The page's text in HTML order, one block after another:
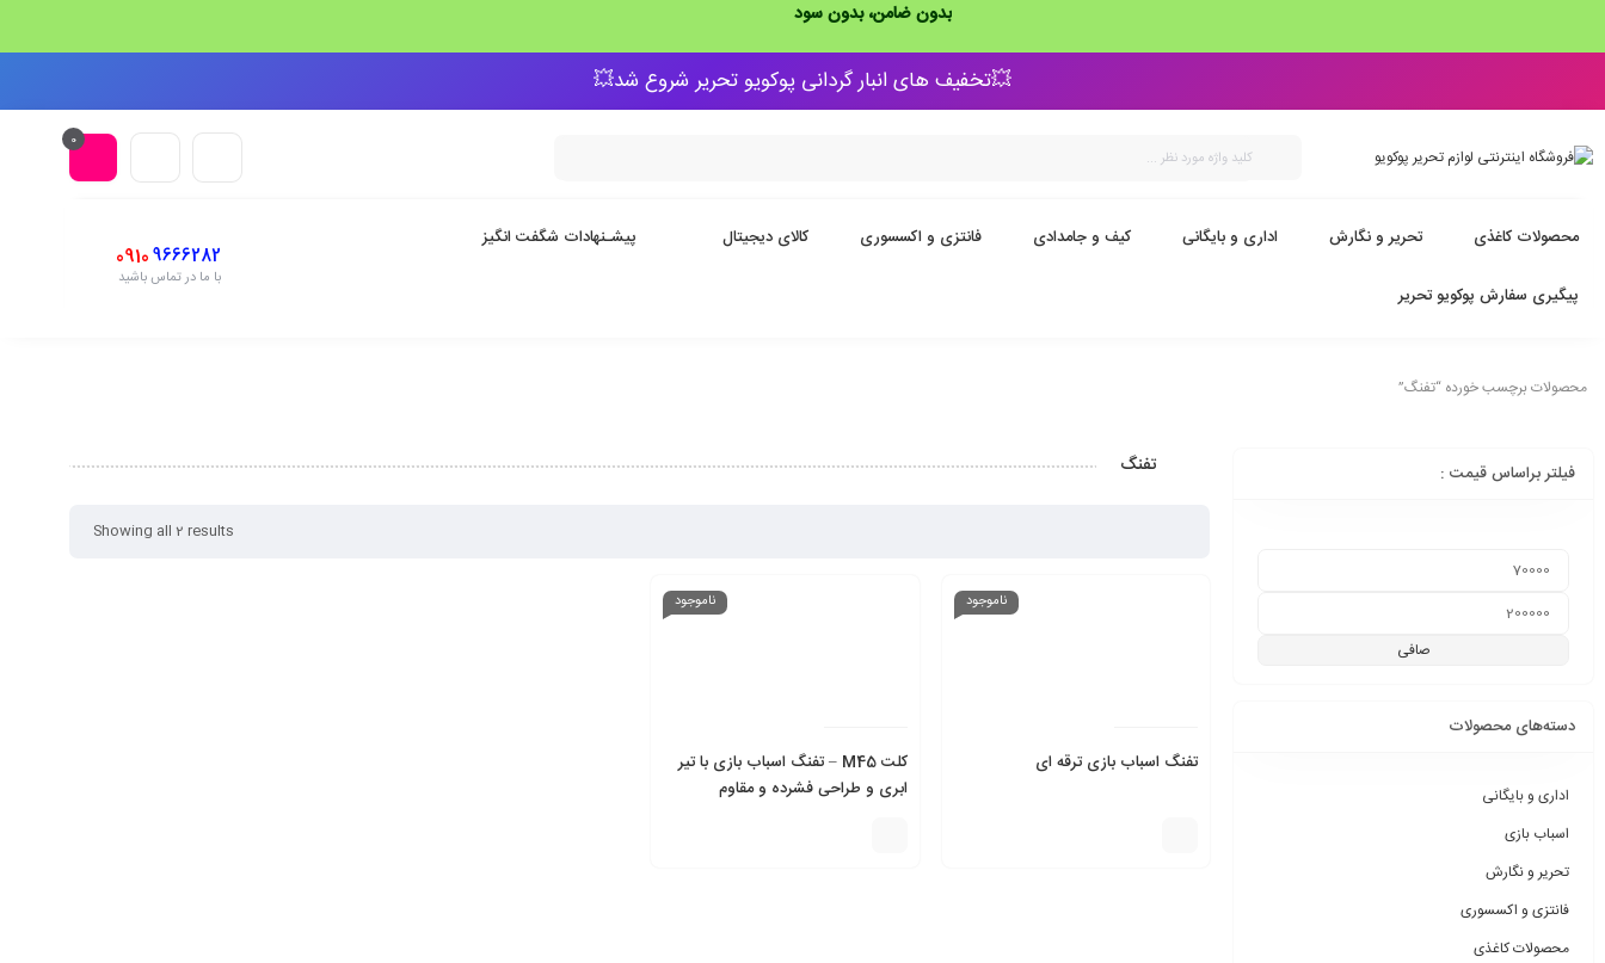
بدون ضامن، بدون سود
💥تخفیف های انبار گردانی پوکویو تحریر شروع شد💥
0
محصولات کاغذی تحریر و نگارش اداری و بایگانی کیف و جامدادی فانتزی و اکسسوری کالای دیجیتال پیشـنهادات شگفت انگیز
پیگیری سفارش پوکویو تحریر
9666282
0910
با ما در تماس باشید
محصولات برچسب خورده “تفنگ”
فیلتر براساس قیمت :
صافی
دسته‌های محصولات
اداری و بایگانی
اسباب بازی
تحریر و نگارش
فانتزی و اکسسوری
محصولات کاغذی
تفنگ
Showing all 2 results
ناموجود
تفنگ اسباب بازی ترقه ای
ناموجود
کلت M45 – تفنگ اسباب بازی با تیر
ابری و طراحی فشرده و مقاوم